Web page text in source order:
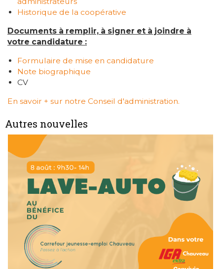
Historique de la coopérative
Documents à remplir, à signer et à joindre à
votre candidature :
Formulaire de mise en candidature
Note biographique
CV
En savoir + sur notre Conseil d'administration.
Autres nouvelles